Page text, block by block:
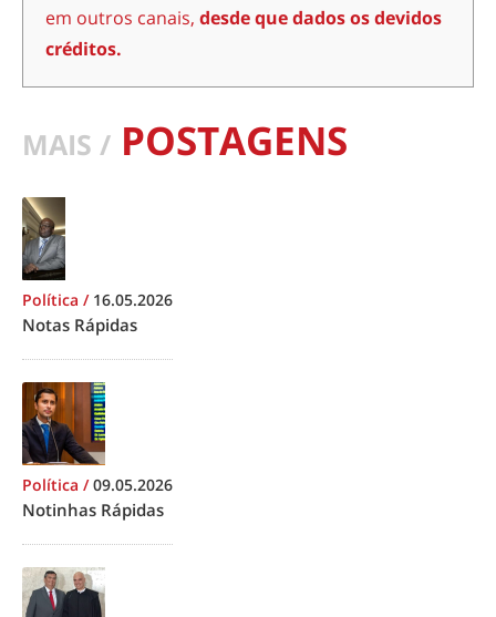
em outros canais, desde que dados os devidos
créditos.
MAIS / POSTAGENS
Política / 16.05.2026
Notas Rápidas
Política /09.05.2026
Notinhas Rápidas